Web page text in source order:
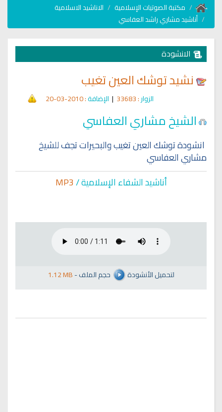
مكتبة الصوتيات الإسلامية
الاناشيد الاسلامية
أناشيد مشاري راشد العفاسي
الانشودة
نشيد توشك العين تغيب
الزوار: 33683
| الإضافة: 2010-03-20
الشيخ مشاري العفاسي
انشودة توشك العين تغيب والبحيرات تجف للشيخ
مشاري العفاسي
أناشيد الشفاء الإسلامية /MP3
1.12 MB- لتحميل الأنشودة حجم الملف